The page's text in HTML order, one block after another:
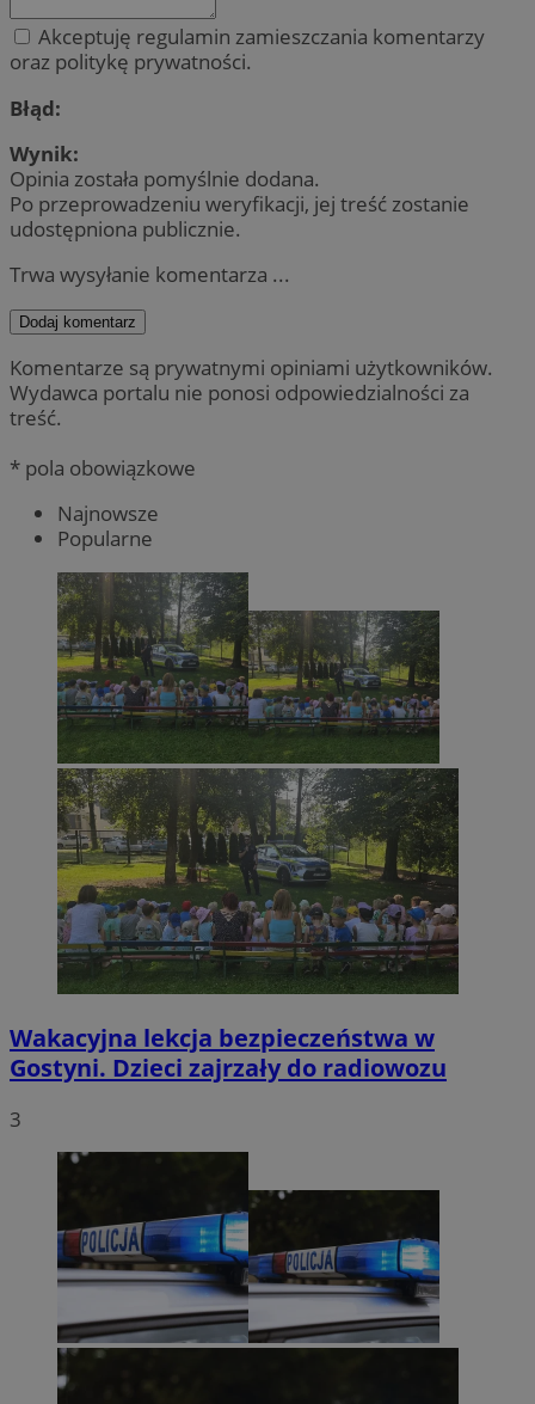
Akceptuję regulamin zamieszczania komentarzy
oraz politykę prywatności.
Błąd:
Wynik:
Opinia została pomyślnie dodana.
Po przeprowadzeniu weryfikacji, jej treść zostanie
udostępniona publicznie.
Trwa wysyłanie komentarza ...
Dodaj komentarz
Komentarze są prywatnymi opiniami użytkowników.
Wydawca portalu nie ponosi odpowiedzialności za
treść.
* pola obowiązkowe
Najnowsze
Popularne
Wakacyjna lekcja bezpieczeństwa w
Gostyni. Dzieci zajrzały do radiowozu
3